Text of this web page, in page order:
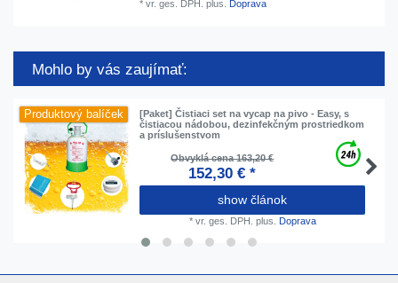
*vr. ges. DPH. plus. Doprava
Mohlo by vás zaujímať:
Produktový balíček
[Paket] Čistiaci set na vycap na pivo - Easy, s
čistiacou nádobou, dezinfekčným prostriedkom
a príslušenstvom
Obvyklá cena 163,20 €
152,30 € *
show článok
* vr. ges. DPH. plus. Doprava